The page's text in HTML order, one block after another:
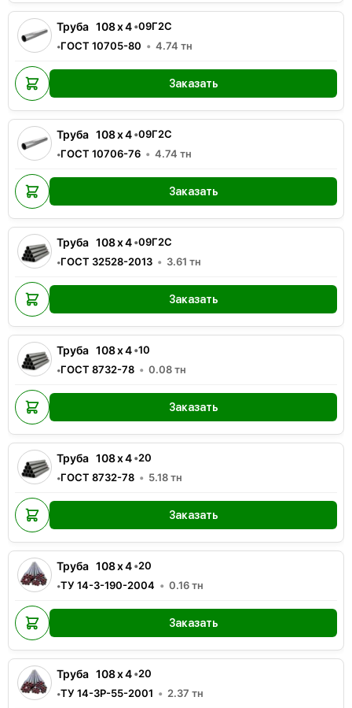
Труба 108x4•09Г2С
•ГОСТ 10705-80 4.74 тн
Заказать
Труба 108x4•09Г2С
•ГОСТ 10706-76 4.74 тн
Заказать
Труба 108x4•09Г2С
•ГОСТ 32528-2013 3.61 тн
Заказать
Труба 108x4•10
•ГОСТ 8732-78 0.08тн
Заказать
Труба 108x4•20
•ГОСТ 8732-78 5.18тн
Заказать
Труба 108x4•20
•ТУ 14-3-190-2004 0.16тн
Заказать
Труба 108x4•20
•ТУ 14-3Р-55-2001 2.37 тн